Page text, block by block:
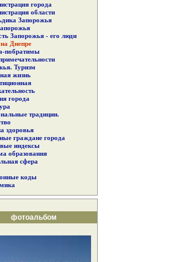
города
области
Запорожья
Запорожья - его люди
Днепре
побратимы
Туризм
жизнь
города
традиции.
здоровья
граждане города
индексы
образования
сфера
коды
фотоальбом